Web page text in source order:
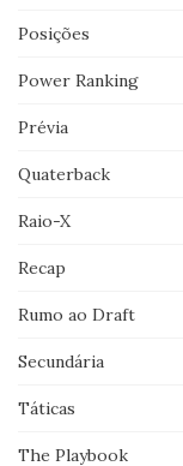
Posições
Power Ranking
Prévia
Quaterback
Raio-X
Recap
Rumo ao Draft
Secundária
Táticas
The Playbook